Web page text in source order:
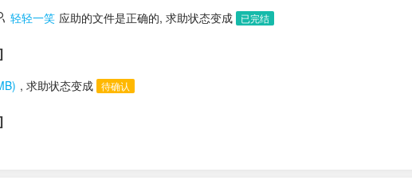
轻轻一笑 应助的文件是正确的, 求助状态变成 已完结
, 求助状态变成 待确认